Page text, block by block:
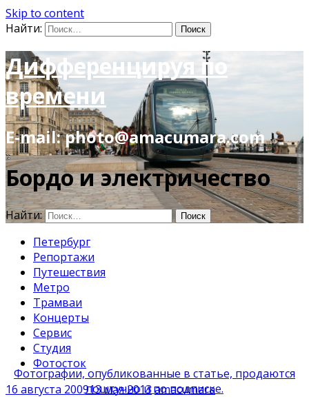
Skip to content
Найти:
Дифференцируя по
времени
E-mail: photo@amacumara.com
Бордо и электричество
Найти:
Петербург
Репортажи
Путешествия
Метро
Трамваи
Концерты
Сервис
Студия
Фотосток
16 августа 200913 мая 2013 amacumara
Фотографии, опубликованные в статье, продаются
поштучно и по подписке.